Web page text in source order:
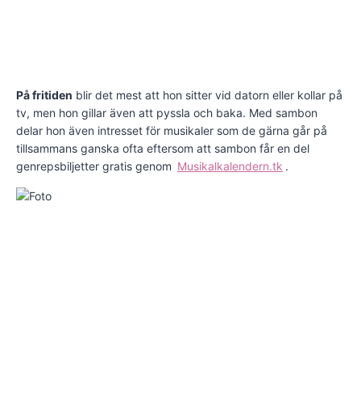
På fritiden blir det mest att hon sitter vid datorn eller kollar på
tv, men hon gillar även att pyssla och baka. Med sambon
delar hon även intresset för musikaler som de gärna går på
tillsammans ganska ofta eftersom att sambon får en del
genrepsbiljetter gratis genom Musikalkalendern.tk .